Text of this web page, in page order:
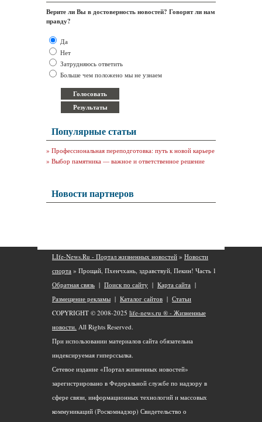
Верите ли Вы в достоверность новостей? Говорят ли нам
правду?
Да
Нет
Затрудняюсь ответить
Больше чем положено мы не узнаем
Популярные статьи
» Профессиональная переподготовка: путь к новой карьере
» Выбор памятника — важное и ответственное решение
Новости партнеров
LIfe-News.Ru - Портал жизненных новостей » Новости
спорта » Прощай, Пхенчхань, здравствуй, Пекин! Часть 1
Обратная связь | Поиск по сайту | Карта сайта |
Размещение рекламы | Каталог сайтов | Статьи
COPYRIGHT © 2008-2025 life-news.ru ® - Жизненные
новости. All Rights Reserved.
При использовании материалов сайта обязательна
индексируемая гиперссылка.
Сетевое издание «Портал жизненных новостей»
зарегистрировано в Федеральной службе по надзору в
сфере связи, информационных технологий и массовых
коммуникаций (Роскомнадзор) Свидетельство о